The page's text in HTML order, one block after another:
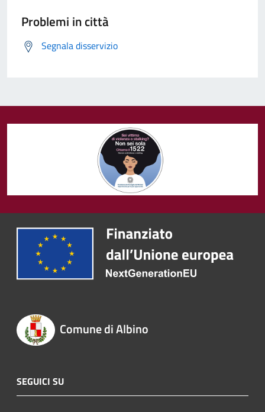
Problemi in città
Segnala disservizio
Comune di Albino
SEGUICI SU